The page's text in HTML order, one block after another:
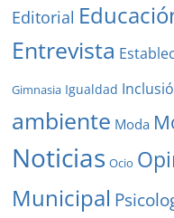
Editorial
Entrevista
Gimnasia Igualdad
ambiente Moda
Noticias Ocio
Municipal